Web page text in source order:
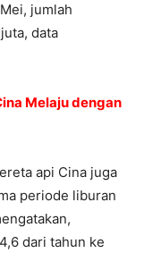
jumlah
data
Melaju dengan
api Cina juga
periode liburan
dari tahun ke